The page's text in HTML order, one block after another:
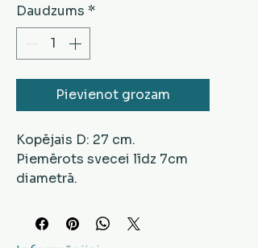
Daudzums *
Pievienot grozam
Kopējais D: 27 cm.
Piemērots svecei līdz 7cm
diametrā.